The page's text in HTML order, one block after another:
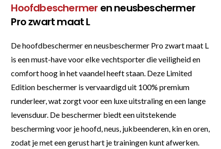
Hoofdbeschermer en neusbeschermer
Pro zwart maat L
De hoofdbeschermer en neusbeschermer Pro zwart maat L
is een must-have voor elke vechtsporter die veiligheid en
comfort hoog in het vaandel heeft staan. Deze Limited
Edition beschermer is vervaardigd uit 100% premium
runderleer, wat zorgt voor een luxe uitstraling en een lange
levensduur. De beschermer biedt een uitstekende
bescherming voor je hoofd, neus, jukbeenderen, kin en oren,
zodat je met een gerust hart je trainingen kunt afwerken.